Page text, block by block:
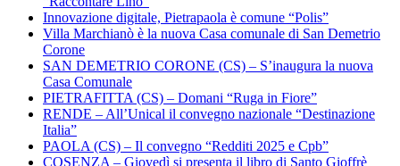
Innovazione digitale, Pietrapaola è comune “Polis”
Villa Marchianò è la nuova Casa comunale di San Demetrio
Corone
SAN DEMETRIO CORONE (CS) – S’inaugura la nuova
Casa Comunale
PIETRAFITTA (CS) – Domani “Ruga in Fiore”
RENDE – All’Unical il convegno nazionale “Destinazione
Italia”
PAOLA (CS) – Il convegno “Redditi 2025 e Cpb”
COSENZA – Giovedì si presenta il libro di Santo Gioffrè